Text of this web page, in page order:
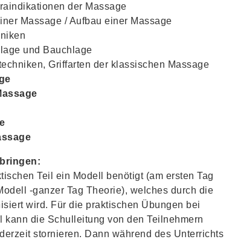
der Massage
Massage / Aufbau einer Massage
und Bauchlage
Griffarten der klassischen Massage
Teil ein Modell benötigt (am ersten Tag
-ganzer Tag Theorie), welches durch die
wird. Für die praktischen Übungen bei
kann die Schulleitung von den Teilnehmern
stornieren. Dann während des Unterrichts